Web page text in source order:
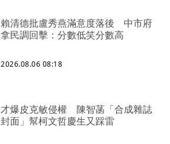
賴清德批盧秀燕滿意度落後 中市府
拿民調回擊：分數低笑分數高
2026.08.06 08:18
才爆皮克敏侵權 陳智菡「合成雜誌
封面」幫柯文哲慶生又踩雷